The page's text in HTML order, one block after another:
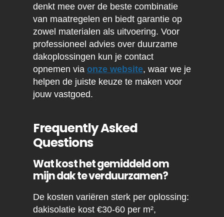
denkt mee over de beste combinatie
van maatregelen en biedt garantie op
zowel materialen als uitvoering. Voor
professioneel advies over duurzame
dakoplossingen kun je contact
opnemen via onze website, waar we je
helpen de juiste keuze te maken voor
jouw vastgoed.
Frequently Asked
Questions
Wat kost het gemiddeld om
mijn dak te verduurzamen?
De kosten variëren sterk per oplossing:
dakisolatie kost €30-60 per m²,